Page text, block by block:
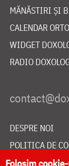
MĂNĂSTIRI ȘI
CALENDAR
WIDGET
RADIO
DESPRE NOI
POLITICA DE
DONEAZĂ
Folosim